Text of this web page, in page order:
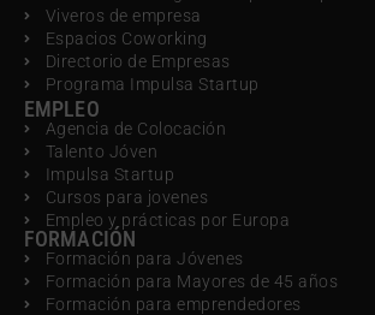
Viveros de empresa
Espacios Coworking
Directorio de Empresas
Programa Impulsa Startup
EMPLEO
Agencia de Colocación
Talento Jóven
Impulsa Startup
Cursos para jovenes
Empleo y prácticas por Europa
FORMACIÓN
Formación para Jóvenes
Formación para Mayores de 45 años
Formación para emprendedores